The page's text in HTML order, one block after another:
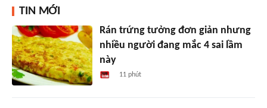
TIN MỚI
Rán trứng tưởng đơn giản nhưng
nhiều người đang mắc 4 sai lầm
này
11 phút